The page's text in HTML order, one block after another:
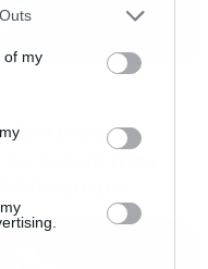
one or more Google
You may click to
its third-party tags to
in below Google
of my
μία πολύ
που είδαμε στο
σαφές αυτό. Θα
μετενσαρκωση
που ξέρουμε
γνωρίσει
Believe –
cut που
τρόμο